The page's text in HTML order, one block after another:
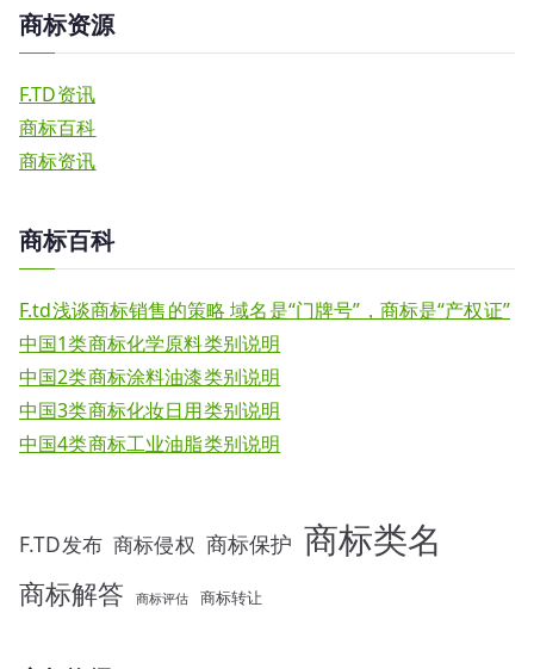
商标资源
F.TD资讯
商标百科
商标资讯
商标百科
F.td浅谈商标销售的策略 域名是“门牌号”，商标是“产权证”
中国1类商标化学原料类别说明
中国2类商标涂料油漆类别说明
中国3类商标化妆日用类别说明
中国4类商标工业油脂类别说明
F.TD发布 商标侵权 商标保护 商标类名
商标解答 商标评估 商标转让